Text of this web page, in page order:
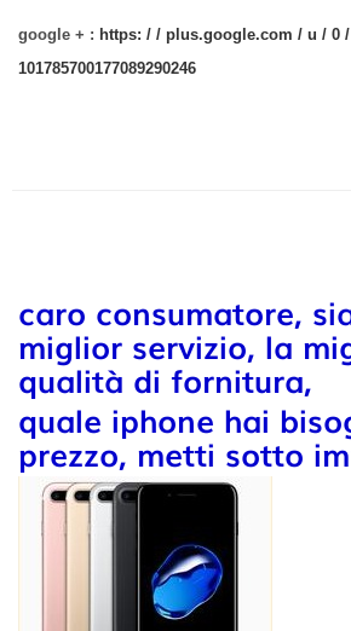
google + : https: / / plus.google.com / u / 0 /
101785700177089290246
caro consumatore,
miglior servizio, la
qualità di fornitura,
quale iphone hai
prezzo, metti sotto